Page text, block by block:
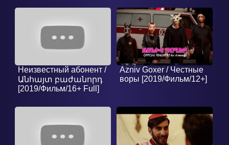
Неизвестный абонент /
Անհայտ բաժանորդ
[2019/Фильм/16+ Full]
Azniv Goxer / Честные
воры [2019/Фильм/12+]